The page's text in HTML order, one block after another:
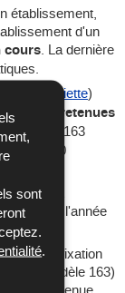
sont
.
établissement,
d'un
cours. La dernière
assiette)
des retenues
modèle 163
100
sont
dû de l'année
et la fixation
(modèle 163)